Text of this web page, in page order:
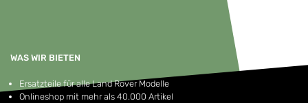
WAS WIR BIETEN
Ersatzteile für alle Land Rover Modelle
Onlineshop mit mehr als 40.000 Artikel